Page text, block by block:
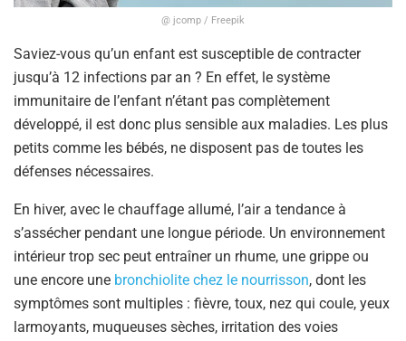
@ jcomp / Freepik
Saviez-vous qu’un enfant est susceptible de contracter
jusqu’à 12 infections par an ? En effet, le système
immunitaire de l’enfant n’étant pas complètement
développé, il est donc plus sensible aux maladies. Les plus
petits comme les bébés, ne disposent pas de toutes les
défenses nécessaires.
En hiver, avec le chauffage allumé, l’air a tendance à
s’assécher pendant une longue période. Un environnement
intérieur trop sec peut entraîner un rhume, une grippe ou
une encore une bronchiolite chez le nourrisson, dont les
symptômes sont multiples : fièvre, toux, nez qui coule, yeux
larmoyants, muqueuses sèches, irritation des voies